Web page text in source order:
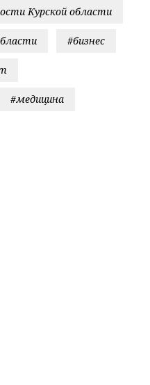
Курской области
#бизнес
#медицина